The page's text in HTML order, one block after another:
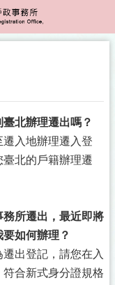
北辦理遷出嗎？
入地辦理遷入登
北的戶籍辦理遷
所遷出，最近即將
如何辦理？
出登記，請您在入
合新式身分證規格